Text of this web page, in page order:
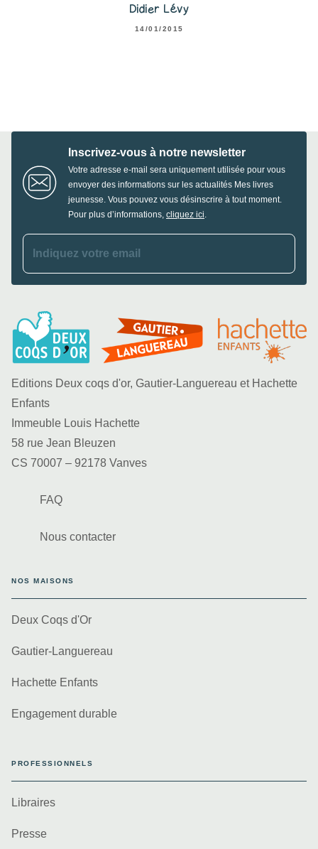
Didier Lévy
14/01/2015
Inscrivez-vous à notre newsletter
Votre adresse e-mail sera uniquement utilisée pour vous
envoyer des informations sur les actualités Mes livres
jeunesse. Vous pouvez vous désinscrire à tout moment.
Pour plus d’informations, cliquez ici
Indiquez votre email
Editions Deux coqs d'or, Gautier-Languereau et Hachette
Enfants
Immeuble Louis Hachette
58 rue Jean Bleuzen
CS 70007 – 92178 Vanves
FAQ
Nous contacter
NOS MAISONS
Deux Coqs d'Or
Gautier-Languereau
Hachette Enfants
Engagement durable
PROFESSIONNELS
Libraires
Presse